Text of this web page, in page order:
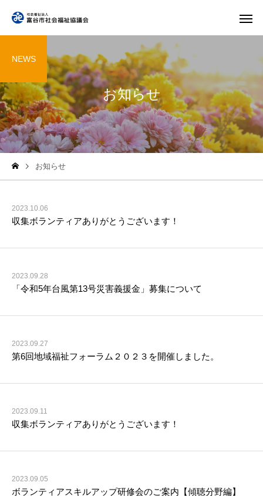
お知らせ
NEWS
お知らせ
2023.10.06
収集ボランティアありがとうございます！
2023.09.28
「令和5年台風第13号災害義援金」募集について
2023.09.27
第6回地域福祉フォーラム２０２３を開催しました。
2023.09.11
収集ボランティアありがとうございます！
2023.09.05
ボランティアスキルアップ研修会のご案内【傾聴分野編】